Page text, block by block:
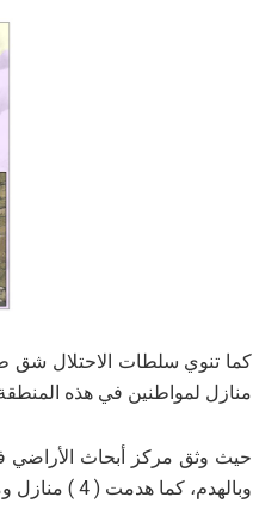
كما تنوي سلطات الاحتلال شق
منازل لمواطنين في هذه
وبالهدم، كما هدمت ( 4 ) منازل ومنشآت بحجة بناءها دون ترخيص.